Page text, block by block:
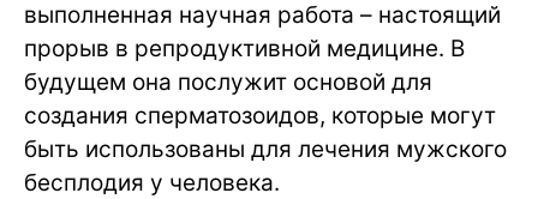
выполненная научная работа – настоящий
прорыв в репродуктивной медицине. В
будущем она послужит основой для
создания сперматозоидов, которые могут
быть использованы для лечения мужского
бесплодия у человека.